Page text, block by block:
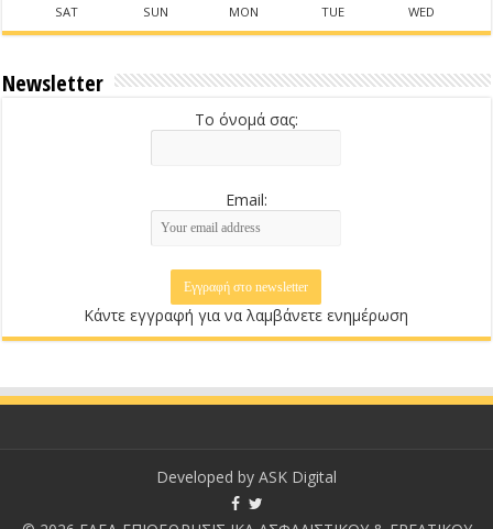
SAT SUN MON TUE WED
Newsletter
Το όνομά σας:
Email:
Κάντε εγγραφή για να λαμβάνετε ενημέρωση
Developed by ASK Digital